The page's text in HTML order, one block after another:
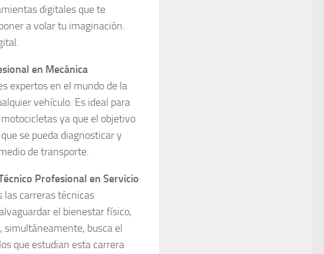
digitales que te
a volar tu imaginación.
en Mecánica
expertos en el mundo de la
vehículo. Es ideal para
ya que el objetivo
se pueda diagnosticar y
de transporte.
Profesional en Servicio
las carreras técnicas
el bienestar físico,
simultáneamente, busca el
que estudian esta carrera